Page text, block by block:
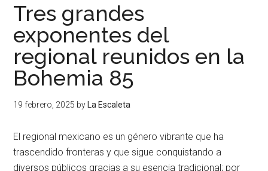
Tres grandes
exponentes del
regional reunidos en la
Bohemia 85
19 febrero, 2025 by La Escaleta
El regional mexicano es un género vibrante que ha
trascendido fronteras y que sigue conquistando a
diversos públicos gracias a su esencia tradicional; por